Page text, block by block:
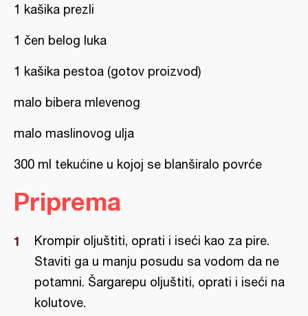
1 kašika prezli
1 čen belog luka
1 kašika pestoa (gotov proizvod)
malo bibera mlevenog
malo maslinovog ulja
300 ml tekućine u kojoj se blanširalo povrće
Priprema
Krompir oljuštiti, oprati i iseći kao za pire.
Staviti ga u manju posudu sa vodom da ne
potamni. Šargarepu oljuštiti, oprati i iseći na
kolutove.